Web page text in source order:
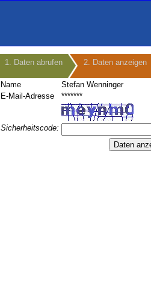
1. Daten abrufen 2. Daten anzeigen
Name
Stefan Wenninger
E-Mail-Adresse
*******
Sicherheitscode: